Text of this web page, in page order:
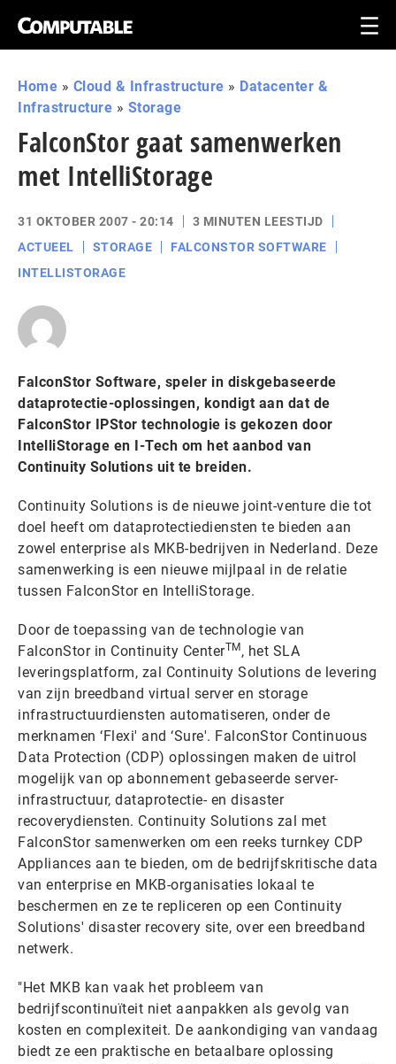
Home » Cloud & Infrastructure » Datacenter &
Infrastructure » Storage
FalconStor gaat samenwerken
met IntelliStorage
31 OKTOBER 2007 - 20:14
3 MINUTEN LEESTIJD
ACTUEEL
STORAGE
FALCONSTOR SOFTWARE
INTELLISTORAGE
FalconStor Software, speler in diskgebaseerde
dataprotectie-oplossingen, kondigt aan dat de
FalconStor IPStor technologie is gekozen door
IntelliStorage en I-Tech om het aanbod van
Continuity Solutions uit te breiden.
Continuity Solutions is de nieuwe joint-venture die tot
doel heeft om dataprotectiediensten te bieden aan
zowel enterprise als MKB-bedrijven in Nederland. Deze
samenwerking is een nieuwe mijlpaal in de relatie
tussen FalconStor en IntelliStorage.
Door de toepassing van de technologie van
FalconStor in Continuity CenterTM , het SLA
leveringsplatform, zal Continuity Solutions de levering
van zijn breedband virtual server en storage
infrastructuurdiensten automatiseren, onder de
merknamen ‘Flexi' and ‘Sure'. FalconStor Continuous
Data Protection (CDP) oplossingen maken de uitrol
mogelijk van op abonnement gebaseerde server-
infrastructuur, dataprotectie- en disaster
recoverydiensten. Continuity Solutions zal met
FalconStor samenwerken om een reeks turnkey CDP
Appliances aan te bieden, om de bedrijfskritische data
van enterprise en MKB-organisaties lokaal te
beschermen en ze te repliceren op een Continuity
Solutions' disaster recovery site, over een breedband
netwerk.
"Het MKB kan vaak het probleem van
bedrijfscontinuïteit niet aanpakken als gevolg van
kosten en complexiteit. De aankondiging van vandaag
biedt ze een praktische en betaalbare oplossing